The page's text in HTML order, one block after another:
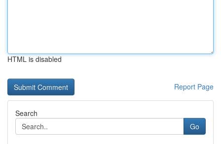
HTML is disabled
Report Page
Search
Go